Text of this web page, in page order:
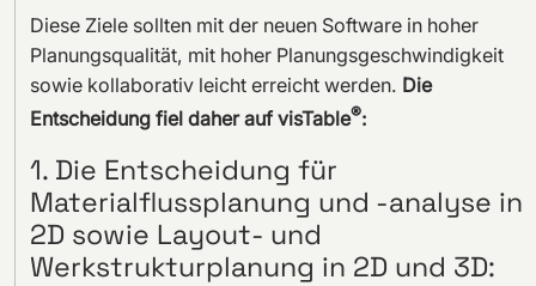
Diese Ziele sollten mit der neuen Software in hoher
Planungsqualität, mit hoher Planungsgeschwindigkeit
sowie kollaborativ leicht erreicht werden. Die
Entscheidung fiel daher auf visTable®:
1. Die Entscheidung für
Materialflussplanung und -analyse in
2D sowie Layout- und
Werkstrukturplanung in 2D und 3D: